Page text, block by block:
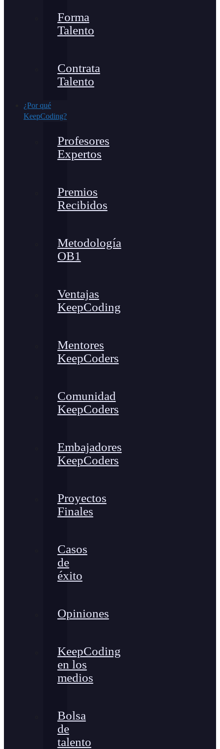
Forma
Talento
Contrata
Talento
¿Por qué
KeepCoding?
Profesores
Expertos
Premios
Recibidos
Metodología
OB1
Ventajas
KeepCoding
Mentores
KeepCoders
Comunidad
KeepCoders
Embajadores
KeepCoders
Proyectos
Finales
Casos
de
éxito
Opiniones
KeepCoding
en los
medios
Bolsa
de
talento